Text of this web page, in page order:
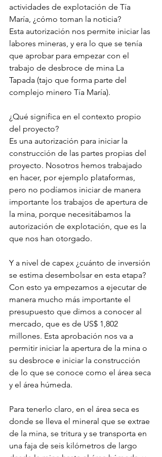
actividades de explotación de Tía
María, ¿cómo toman la noticia?
Esta autorización nos permite iniciar las
labores mineras, y era lo que se tenía
que aprobar para empezar con el
trabajo de desbroce de mina La
Tapada (tajo que forma parte del
complejo minero Tía María).
¿Qué significa en el contexto propio
del proyecto?
Es una autorización para iniciar la
construcción de las partes propias del
proyecto. Nosotros hemos trabajado
en hacer, por ejemplo plataformas,
pero no podíamos iniciar de manera
importante los trabajos de apertura de
la mina, porque necesitábamos la
autorización de explotación, que es la
que nos han otorgado.
Y a nivel de capex ¿cuánto de inversión
se estima desembolsar en esta etapa?
Con esto ya empezamos a ejecutar de
manera mucho más importante el
presupuesto que dimos a conocer al
mercado, que es de US$ 1,802
millones. Esta aprobación nos va a
permitir iniciar la apertura de la mina o
su desbroce e iniciar la construcción
de lo que se conoce como el área seca
y el área húmeda.
Para tenerlo claro, en el área seca es
donde se lleva el mineral que se extrae
de la mina, se tritura y se transporta en
una faja de seis kilómetros de largo